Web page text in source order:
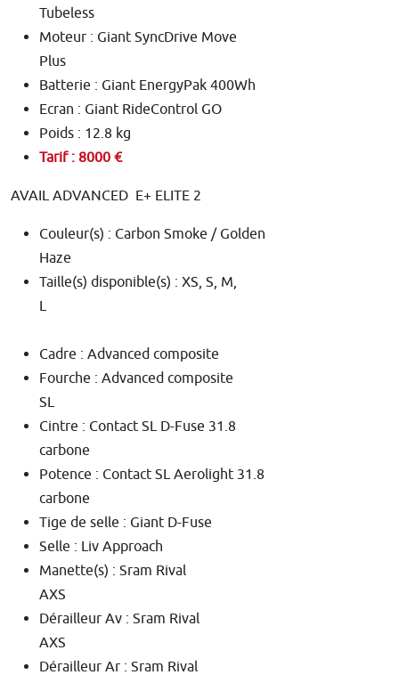
Tubeless
Moteur : Giant SyncDrive Move
Plus
Batterie : Giant EnergyPak 400Wh
Ecran : Giant RideControl GO
Poids : 12.8 kg
Tarif : 8000 €
AVAIL ADVANCED E+ ELITE 2
Couleur(s) : Carbon Smoke / Golden
Haze
Taille(s) disponible(s) : XS, S, M,
Cadre : Advanced composite
Fourche : Advanced composite
SL
Cintre : Contact SL D-Fuse 31.8
carbone
Potence : Contact SL Aerolight 31.8
carbone
Tige de selle : Giant D-Fuse
Selle : Liv Approach
Manette(s) : Sram Rival
AXS
Dérailleur Av : Sram Rival
AXS
Dérailleur Ar : Sram Rival